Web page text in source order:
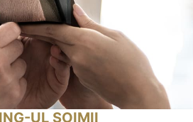
UL ȘOIMII